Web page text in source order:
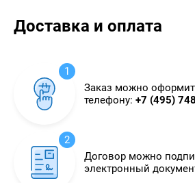
Доставка и оплата
1
Заказ можно
телефону: +7 (495)
2
Договор можно
электронный